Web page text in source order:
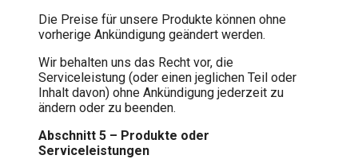
Die Preise für unsere Produkte können ohne
vorherige Ankündigung geändert werden.
Wir behalten uns das Recht vor, die
Serviceleistung (oder einen jeglichen Teil oder
Inhalt davon) ohne Ankündigung jederzeit zu
ändern oder zu beenden.
Abschnitt 5 – Produkte oder
Serviceleistungen